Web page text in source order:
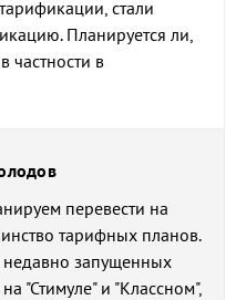
стали
Планируется ли,
частности в
перевести на
тарифных планов.
недавно запущенных
"Стимуле" и "Классном",